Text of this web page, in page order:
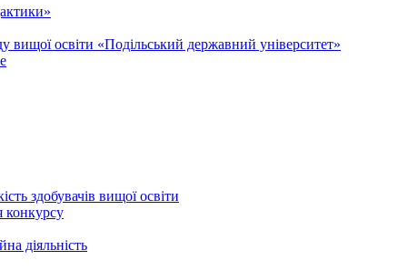
вищої освіти «Подільський державний університет»
здобувачів вищої освіти
конкурсу
діяльність